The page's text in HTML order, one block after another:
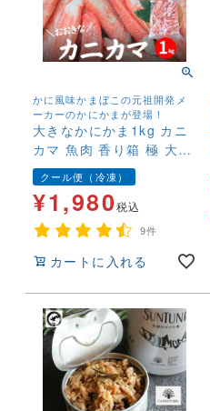
かに風味かまぼこの元祖開発メ
ーカーのかにかまが登場！
大きなかにかま1kg カニ
カマ 魚肉 香り箱 極 大容
量 サラダ 生食用
クール便（冷凍）
¥1,980税込
9件
カートに入れる